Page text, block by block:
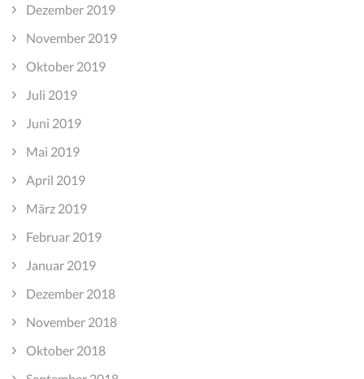
Dezember 2019
November 2019
Oktober 2019
Juli 2019
Juni 2019
Mai 2019
April 2019
März 2019
Februar 2019
Januar 2019
Dezember 2018
November 2018
Oktober 2018